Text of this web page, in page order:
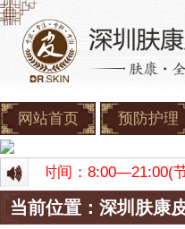
网站首页 预防护理
门诊时间：8:00—21:00(
当前位置：深圳肤康